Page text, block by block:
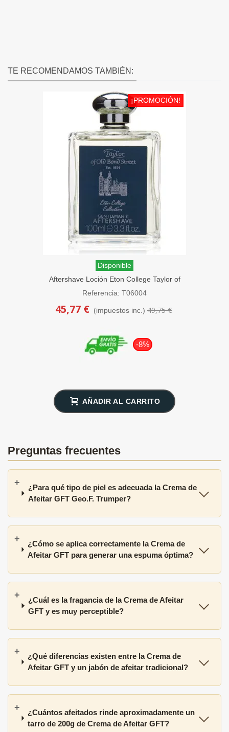
TE RECOMENDAMOS TAMBIÉN:
¡PROMOCIÓN!
Disponible
Aftershave Loción Eton College Taylor of
Old Bond Street 100ml
Referencia: T06004
45,77 € (impuestos inc.) 49,75 €
-8%
AÑADIR AL CARRITO
Preguntas frecuentes
¿Para qué tipo de piel es adecuada la Crema de
Afeitar GFT Geo.F. Trumper?
¿Cómo se aplica correctamente la Crema de
Afeitar GFT para generar una espuma óptima?
¿Cuál es la fragancia de la Crema de Afeitar
GFT y es muy perceptible?
¿Qué diferencias existen entre la Crema de
Afeitar GFT y un jabón de afeitar tradicional?
¿Cuántos afeitados rinde aproximadamente un
tarro de 200g de Crema de Afeitar GFT?